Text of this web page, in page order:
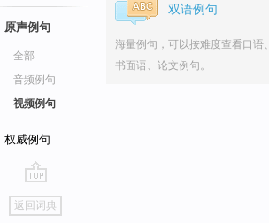
原声例句
全部
音频例句
视频例句
权威例句
go
top
返回词典
双语例句
海量例句，可以按难度查看口语、
书面语、论文例句。